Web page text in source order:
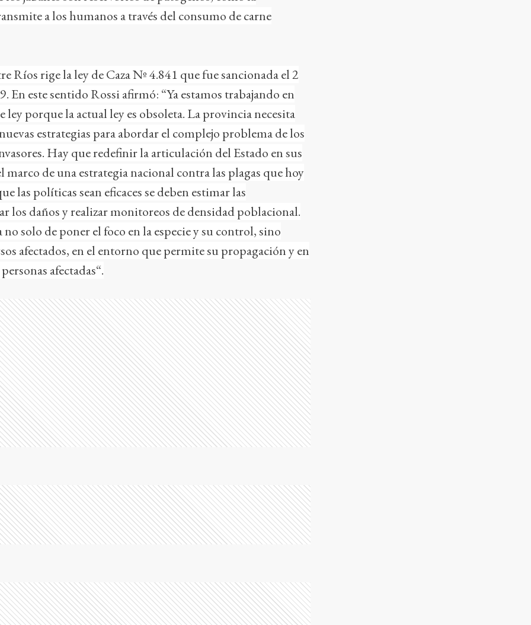
a los humanos a través del consumo de carne
Ríos rige la ley de Caza Nº 4.841 que fue sancionada el 2
En este sentido Rossi afirmó: “Ya estamos trabajando en
ley porque la actual ley es obsoleta. La provincia necesita
estrategias para abordar el complejo problema de los
Hay que redefinir la articulación del Estado en sus
marco de una estrategia nacional contra las plagas que hoy
las políticas sean eficaces se deben estimar las
los daños y realizar monitoreos de densidad poblacional.
solo de poner el foco en la especie y su control, sino
afectados, en el entorno que permite su propagación y en
afectadas“.